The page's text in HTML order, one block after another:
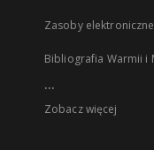
Zasoby elektroniczne
Bibliografia Warmii i
...
Zobacz więcej